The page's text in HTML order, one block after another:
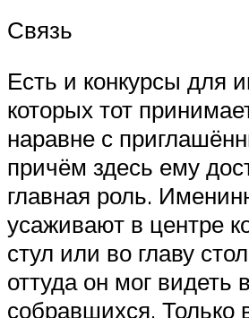
Связь
Есть и конкурсы для
которых тот
наравне с
причём здесь ему
главная роль.
усаживают в центре
стул или во главу
оттуда он мог видеть
собравшихся. Только